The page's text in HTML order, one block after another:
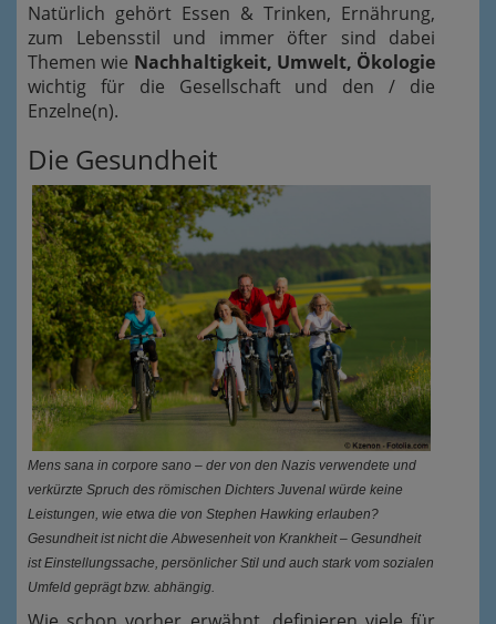
Natürlich gehört Essen & Trinken, Ernährung,
zum Lebensstil und immer öfter sind dabei
Themen wie Nachhaltigkeit, Umwelt, Ökologie
wichtig für die Gesellschaft und den / die
Enzelne(n).
Die Gesundheit
Mens sana in corpore sano – der von den Nazis verwendete und
verkürzte Spruch des römischen Dichters Juvenal würde keine
Leistungen, wie etwa die von Stephen Hawking erlauben?
Gesundheit ist nicht die Abwesenheit von Krankheit – Gesundheit
ist Einstellungssache, persönlicher Stil und auch stark vom sozialen
Umfeld geprägt bzw. abhängig.